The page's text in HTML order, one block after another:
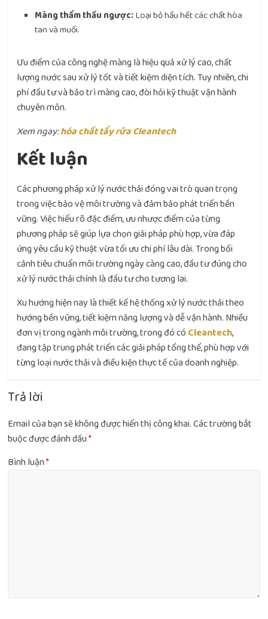
Màng thẩm thấu ngược:Loại bỏ hầu hết các chất hòa
tan và muối.
Ưu điểm của công nghệ màng là hiệu quả xử lý cao, chất
lượng nước sau xử lý tốt và tiết kiệm diện tích. Tuy nhiên, chi
phí đầu tư và bảo trì màng cao, đòi hỏi kỹ thuật vận hành
chuyên môn.
Xem ngay:hóa chất tẩy rửa Cleantech
Kết luận
Các phương pháp xử lý nước thải đóng vai trò quan trọng
trong việc bảo vệ môi trường và đảm bảo phát triển bền
vững. Việc hiểu rõ đặc điểm, ưu nhược điểm của từng
phương pháp sẽ giúp lựa chọn giải pháp phù hợp, vừa đáp
ứng yêu cầu kỹ thuật vừa tối ưu chi phí lâu dài. Trong bối
cảnh tiêu chuẩn môi trường ngày càng cao, đầu tư đúng cho
xử lý nước thải chính là đầu tư cho tương lai.
Xu hướng hiện nay là thiết kế hệ thống xử lý nước thải theo
hướng bền vững, tiết kiệm năng lượng và dễ vận hành. Nhiều
đơn vị trong ngành môi trường, trong đó có Cleantech,
đang tập trung phát triển các giải pháp tổng thể, phù hợp với
từng loại nước thải và điều kiện thực tế của doanh nghiệp.
Trả lời
Email của bạn sẽ không được hiển thị công khai.Các trường bắt
buộc được đánh dấu*
Bình luận*